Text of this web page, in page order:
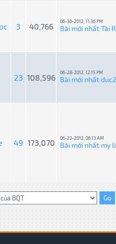
3 40,766
06-30-2012, 11:36 PM
Bài mới nhất:Tài
23 108,596
06-28-2012, 12:15 PM
Bài mới nhất:
49 173,070 06-23-2012, 06:13 AM
Bài mới nhất: my